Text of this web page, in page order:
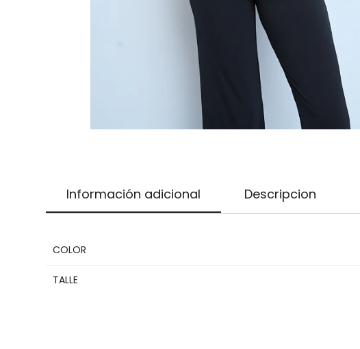
Información adicional Descripcion
COLOR
TALLE